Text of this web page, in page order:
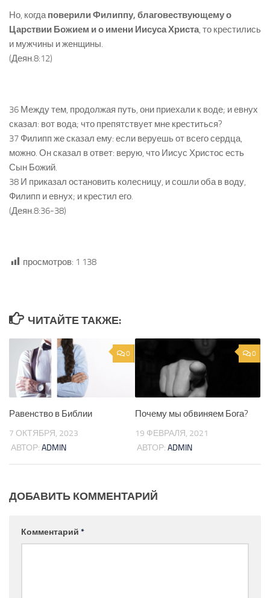
Но, когдаповерили Филиппу, благовествующему о
Царствии Божием и о имени Иисуса Христа, то крестились
и мужчины и женщины.
(Деян.8:12)
36 Между тем, продолжая путь, они приехали к воде; и евнух
сказал: вот вода; что препятствует мне креститься?
37 Филипп же сказал ему: если веруешь от всего сердца,
можно. Он сказал в ответ: верую, что Иисус Христос есть
Сын Божий.
38 И приказал остановить колесницу, и сошли оба в воду,
Филипп и евнух; и крестил его.
(Деян.8:36-38)
просмотров: 1 138
ЧИТАЙТЕ ТАКЖЕ:
0
Равенство в Библии
7 ОКТЯБРЯ, 2023
АВТОР: ADMIN
0
Почему мы обвиняем Бога?
19 ФЕВРАЛЯ, 2021
АВТОР: ADMIN
ДОБАВИТЬ КОММЕНТАРИЙ
Комментарий *